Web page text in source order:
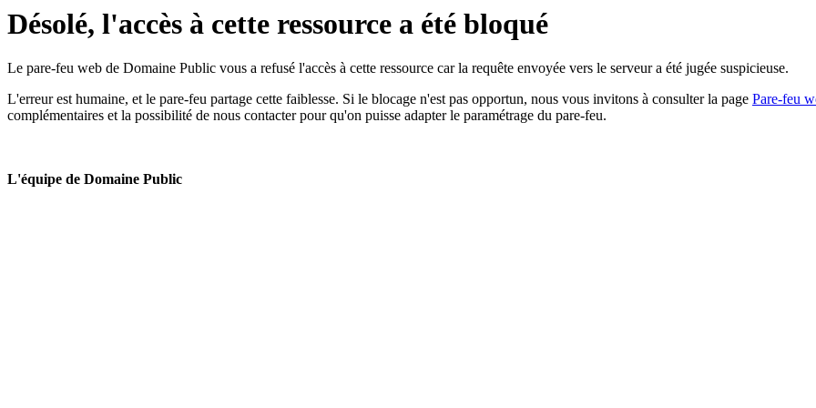
Désolé, l'accès à cette ressource a été bloqué
Le pare-feu web de Domaine Public vous a refusé l'accès à cette ressource car la requête envoyée vers le serveur a été jugée suspicieuse.
L'erreur est humaine, et le pare-feu partage cette faiblesse. Si le blocage n'est pas opportun, nous vous invitons à consulter la page Pare-feu
complémentaires et la possibilité de nous contacter pour qu'on puisse adapter le paramétrage du pare-feu.
L'équipe de Domaine Public